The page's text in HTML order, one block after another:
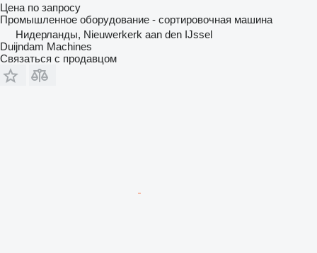
Цена по запросу
Промышленное оборудование - сортировочная машина
Нидерланды, Nieuwerkerk aan den IJssel
Duijndam Machines
Связаться с продавцом